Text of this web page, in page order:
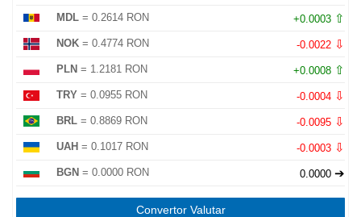
MDL = 0.2614 RON +0.0003 ⇧
NOK = 0.4774 RON -0.0022 ⇩
PLN = 1.2181 RON +0.0008 ⇧
TRY = 0.0955 RON -0.0004 ⇩
BRL = 0.8869 RON -0.0095 ⇩
UAH = 0.1017 RON -0.0003 ⇩
BGN = 0.0000 RON 0.0000 ➔
Convertor Valutar